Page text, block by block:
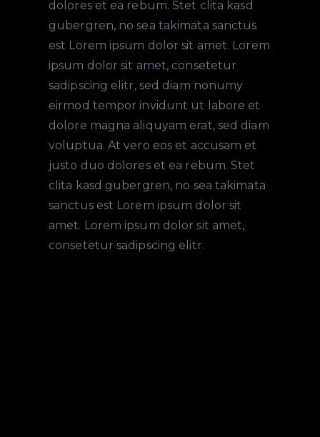
dolores et ea rebum. Stet clita kasd
gubergren, no sea takimata sanctus
est Lorem ipsum dolor sit amet. Lorem
ipsum dolor sit amet, consetetur
sadipscing elitr, sed diam nonumy
eirmod tempor invidunt ut labore et
dolore magna aliquyam erat, sed diam
voluptua. At vero eos et accusam et
justo duo dolores et ea rebum. Stet
clita kasd gubergren, no sea takimata
sanctus est Lorem ipsum dolor sit
amet. Lorem ipsum dolor sit amet,
consetetur sadipscing elitr.